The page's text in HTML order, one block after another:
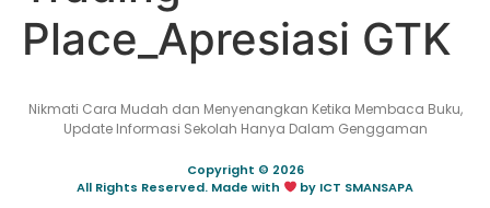
Place_Apresiasi GTK
Nikmati Cara Mudah dan Menyenangkan Ketika Membaca Buku,
Update Informasi Sekolah Hanya Dalam Genggaman
Copyright © 2026
All Rights Reserved. Made with
by ICT SMANSAPA